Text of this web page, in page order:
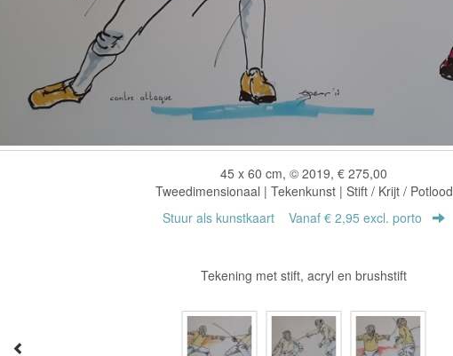
45 x 60 cm, © 2019, € 275,00
Tweedimensionaal | Tekenkunst | Stift / Krijt / Potlood
Stuur als kunstkaart Vanaf € 2,95 excl. porto
Tekening met stift, acryl en brushstift